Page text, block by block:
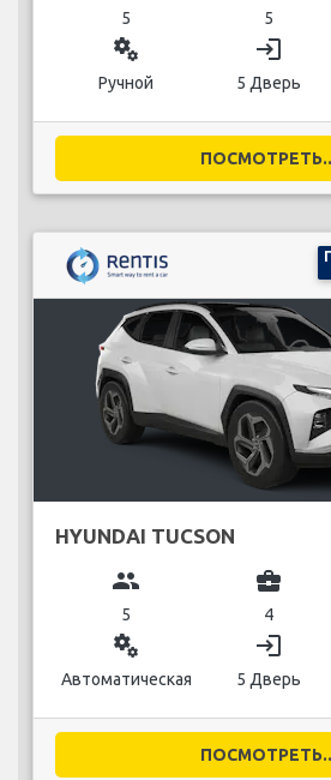
5 5
miscellaneous_services
Ручной
login
5 Дверь
HYUNDAI TUCSON
group
5
business_center
4
miscellaneous_services
Автоматическая
login
5 Дверь